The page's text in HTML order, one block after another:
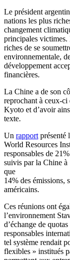
Le président
nations les plus
changement
principales victimes.
riches de se
environnementale,
développement
financières.
La Chine a de son
reprochant à ceux-ci
Kyoto et d’avoir
texte.
Un rapport présenté
World Resources
responsables de
suivis par la Chine à
que
14% des émissions,
américains.
Ces réunions ont
l’environnement
d’échange de
responsables
tel système rendait
flexibles » institués